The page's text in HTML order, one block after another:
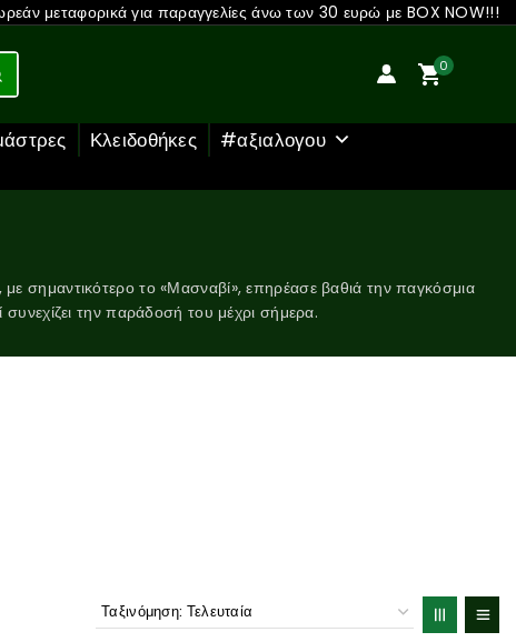
μεταφορικά για παραγγελίες άνω των 30 ευρώ με BOX NOW!!!
0
Κλειδοθήκες
#αξιαλογου
σημαντικότερο το «Μασναβί», επηρέασε βαθιά την παγκόσμια
την παράδοσή του μέχρι σήμερα.